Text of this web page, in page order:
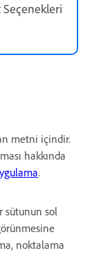
Seçenekleri
metni içindir.
hakkında
.
sütunun sol
noktalama